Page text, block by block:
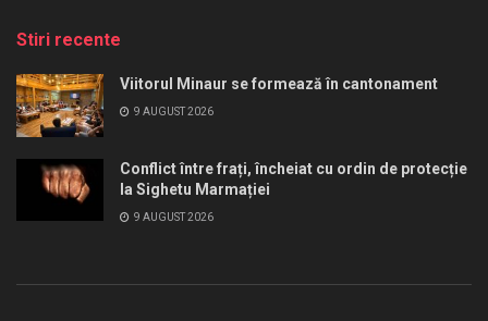
Stiri recente
Viitorul Minaur se formează în cantonament
9 AUGUST 2026
Conflict între frați, încheiat cu ordin de protecție
la Sighetu Marmației
9 AUGUST 2026